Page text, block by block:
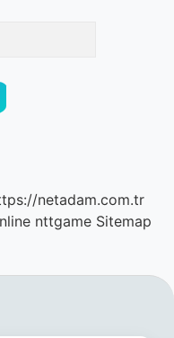
netadam.com.tr
nttgame Sitemap